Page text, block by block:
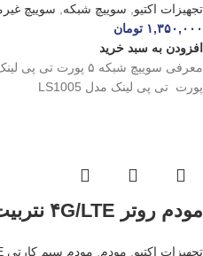
تجهیزات اکتیو سوییچ شبکه
سوییچ
۱,۳۵۰,۰۰۰ تومان
افزودن به سبد خرید
پورت تی پی لینک مدل LS1005
مودم روتر ۴G/LTE نتربیت مدل NW-۴۲۱F
تجهیزات اکتیو مودم
مودم سیم کارتی 4G-TD LTE